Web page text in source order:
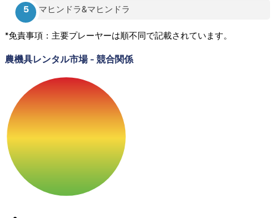
マヒンドラ&マヒンドラ
*免責事項：主要プレーヤーは順不同で記載されています。
農機具レンタル市場- 競合関係